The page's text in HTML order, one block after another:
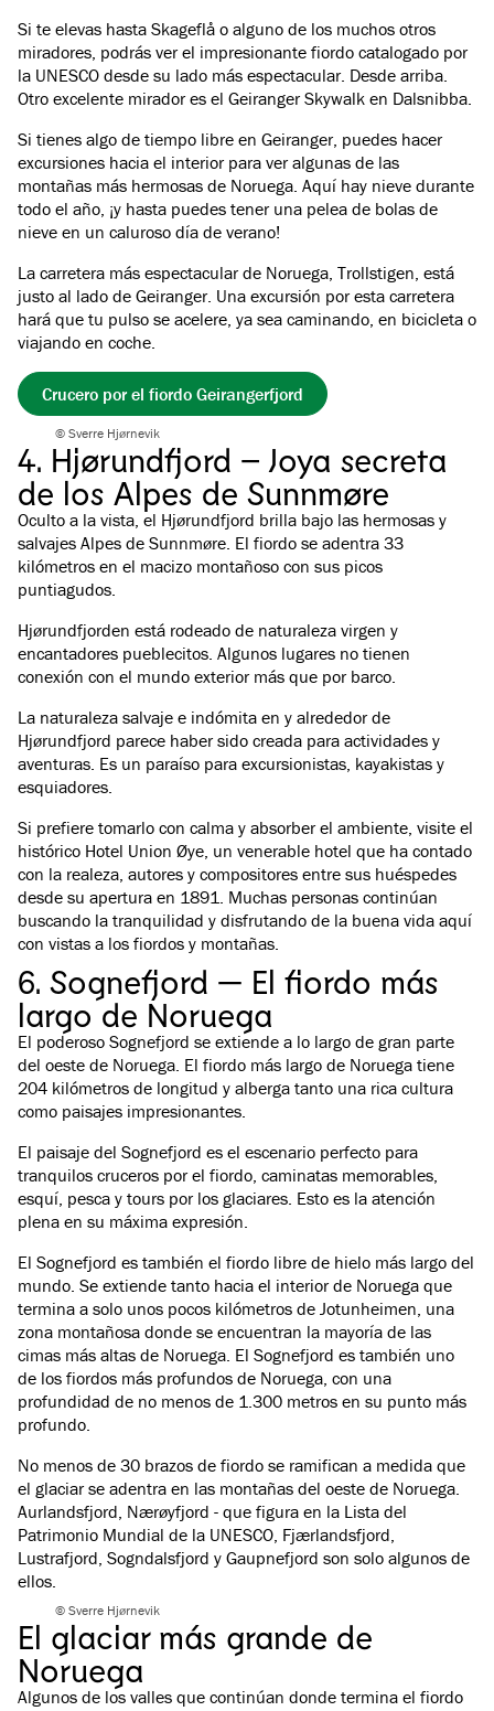
Si te elevas hasta Skageflå o alguno de los muchos otros
miradores, podrás ver el impresionante fiordo catalogado por
la UNESCO desde su lado más espectacular. Desde arriba.
Otro excelente mirador es el Geiranger Skywalk en Dalsnibba.
Si tienes algo de tiempo libre en Geiranger, puedes hacer
excursiones hacia el interior para ver algunas de las
montañas más hermosas de Noruega. Aquí hay nieve durante
todo el año, ¡y hasta puedes tener una pelea de bolas de
nieve en un caluroso día de verano!
La carretera más espectacular de Noruega, Trollstigen, está
justo al lado de Geiranger. Una excursión por esta carretera
hará que tu pulso se acelere, ya sea caminando, en bicicleta o
viajando en coche.
Crucero por el fiordo Geirangerfjord
© Sverre Hjørnevik
4. Hjørundfjord – Joya secreta
de los Alpes de Sunnmøre
Oculto a la vista, el Hjørundfjord brilla bajo las hermosas y
salvajes Alpes de Sunnmøre. El fiordo se adentra 33
kilómetros en el macizo montañoso con sus picos
puntiagudos.
Hjørundfjorden está rodeado de naturaleza virgen y
encantadores pueblecitos. Algunos lugares no tienen
conexión con el mundo exterior más que por barco.
La naturaleza salvaje e indómita en y alrededor de
Hjørundfjord parece haber sido creada para actividades y
aventuras. Es un paraíso para excursionistas, kayakistas y
esquiadores.
Si prefiere tomarlo con calma y absorber el ambiente, visite el
histórico Hotel Union Øye, un venerable hotel que ha contado
con la realeza, autores y compositores entre sus huéspedes
desde su apertura en 1891. Muchas personas continúan
buscando la tranquilidad y disfrutando de la buena vida aquí
con vistas a los fiordos y montañas.
6. Sognefjord — El fiordo más
largo de Noruega
El poderoso Sognefjord se extiende a lo largo de gran parte
del oeste de Noruega. El fiordo más largo de Noruega tiene
204 kilómetros de longitud y alberga tanto una rica cultura
como paisajes impresionantes.
El paisaje del Sognefjord es el escenario perfecto para
tranquilos cruceros por el fiordo, caminatas memorables,
esquí, pesca y tours por los glaciares. Esto es la atención
plena en su máxima expresión.
El Sognefjord es también el fiordo libre de hielo más largo del
mundo. Se extiende tanto hacia el interior de Noruega que
termina a solo unos pocos kilómetros de Jotunheimen, una
zona montañosa donde se encuentran la mayoría de las
cimas más altas de Noruega. El Sognefjord es también uno
de los fiordos más profundos de Noruega, con una
profundidad de no menos de 1.300 metros en su punto más
profundo.
No menos de 30 brazos de fiordo se ramifican a medida que
el glaciar se adentra en las montañas del oeste de Noruega.
Aurlandsfjord, Nærøyfjord - que figura en la Lista del
Patrimonio Mundial de la UNESCO, Fjærlandsfjord,
Lustrafjord, Sogndalsfjord y Gaupnefjord son solo algunos de
ellos.
© Sverre Hjørnevik
El glaciar más grande de
Noruega
Algunos de los valles que continúan donde termina el fiordo